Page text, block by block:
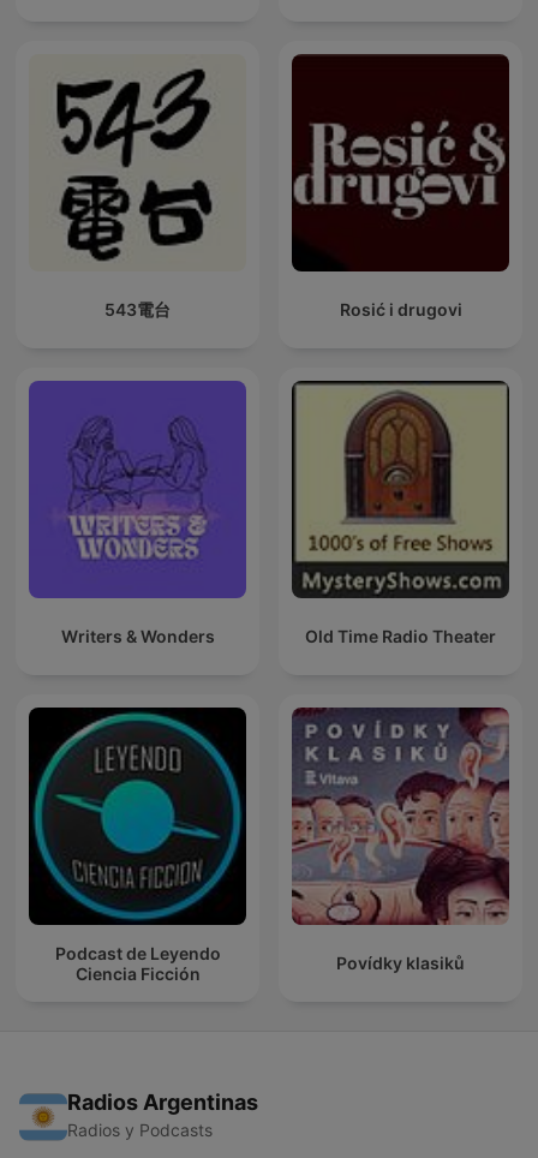
543電台 Rosić i drugovi
Writers & Wonders Old Time Radio Theater
Podcast de Leyendo
Ciencia Ficción
Povídky klasiků
Radios Argentinas
Radios y Podcasts